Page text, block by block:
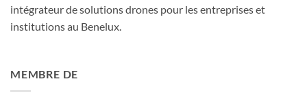
intégrateur de solutions drones pour les entreprises et
institutions au Benelux.
MEMBRE DE